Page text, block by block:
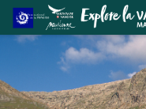
Des barrages d'Aussois au
Le Col de la